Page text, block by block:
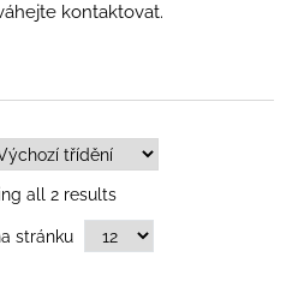
kontaktovat.
all 2 results
stránku